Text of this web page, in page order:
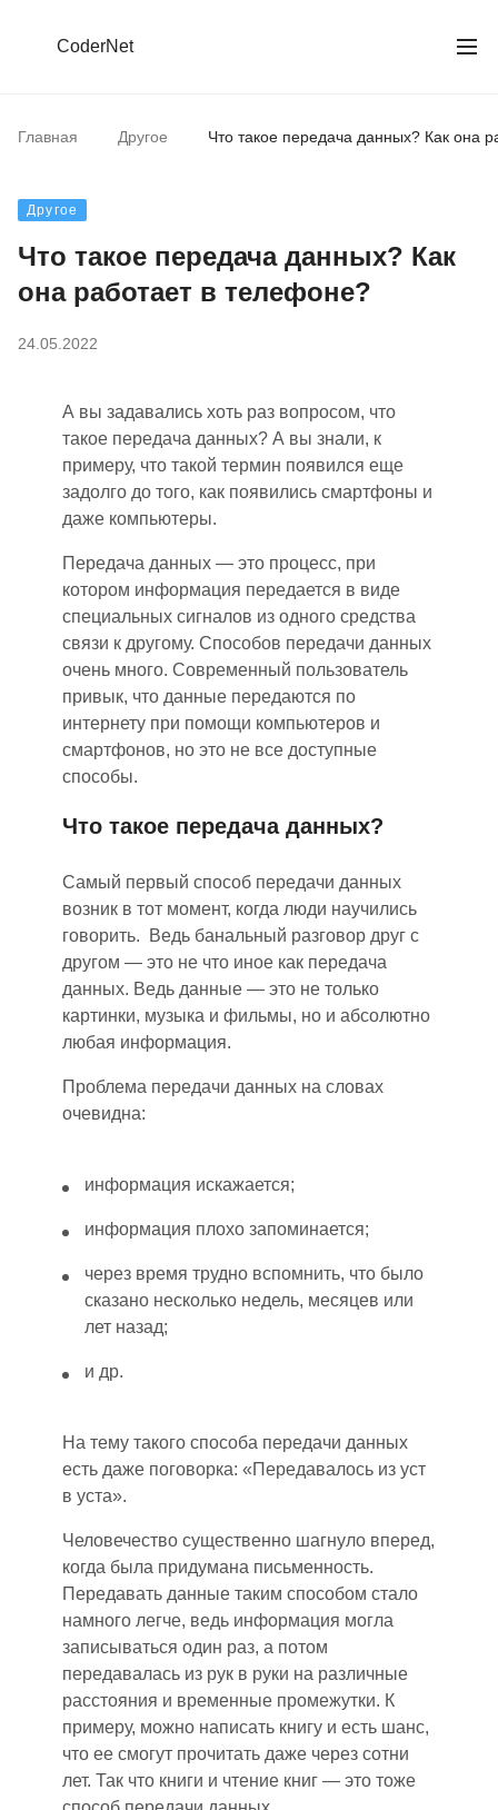
CoderNet
Главная Другое Что такое передача данных? Как она
Другое
Что такое передача данных? Как
она работает в телефоне?
24.05.2022
А вы задавались хоть раз вопросом, что
такое передача данных? А вы знали, к
примеру, что такой термин появился еще
задолго до того, как появились смартфоны и
даже компьютеры.
Передача данных — это процесс, при
котором информация передается в виде
специальных сигналов из одного средства
связи к другому. Способов передачи данных
очень много. Современный пользователь
привык, что данные передаются по
интернету при помощи компьютеров и
смартфонов, но это не все доступные
способы.
Что такое передача данных?
Самый первый способ передачи данных
возник в тот момент, когда люди научились
говорить. Ведь банальный разговор друг с
другом — это не что иное как передача
данных. Ведь данные — это не только
картинки, музыка и фильмы, но и абсолютно
любая информация.
Проблема передачи данных на словах
очевидна:
информация искажается;
информация плохо запоминается;
через время трудно вспомнить, что было
сказано несколько недель, месяцев или
лет назад;
и др.
На тему такого способа передачи данных
есть даже поговорка: «Передавалось из уст
в уста».
Человечество существенно шагнуло вперед,
когда была придумана письменность.
Передавать данные таким способом стало
намного легче, ведь информация могла
записываться один раз, а потом
передавалась из рук в руки на различные
расстояния и временные промежутки. К
примеру, можно написать книгу и есть шанс,
что ее смогут прочитать даже через сотни
лет. Так что книги и чтение книг — это тоже